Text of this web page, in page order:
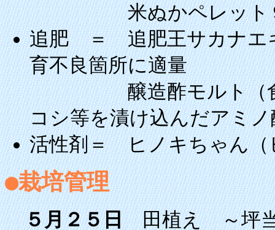
米ぬかペレット９kg
追肥 ＝ 追肥王サカナエ
育不良箇所に適量
醸造酢モルト（食酢
コシ等を漬け込んだアミ
活性剤＝ ヒノキちゃん（
●栽培管理
５月２５日田植え ～坪当